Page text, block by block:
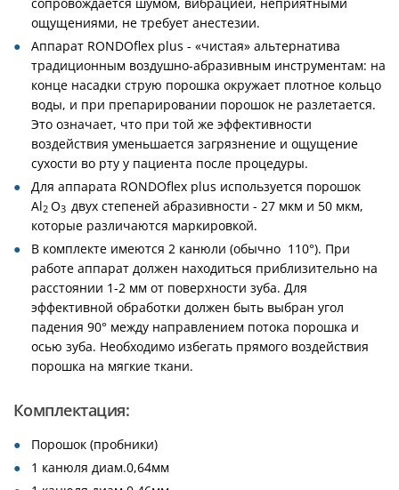
ощущениями, не требует анестезии.
Аппарат RONDOflex plus - «чистая» альтернатива
традиционным воздушно-абразивным инструментам: на
конце насадки струю порошка окружает плотное кольцо
воды, и при препарировании порошок не разлетается.
Это означает, что при той же эффективности
воздействия уменьшается загрязнение и ощущение
сухости во рту у пациента после процедуры.
Для аппарата RONDOflex plus используется порошок
Al2 O3 двух степеней абразивности - 27 мкм и 50 мкм,
которые различаются маркировкой.
В комплекте имеются 2 канюли (обычно 110°). При
работе аппарат должен находиться приблизительно на
расстоянии 1-2 мм от поверхности зуба. Для
эффективной обработки должен быть выбран угол
падения 90° между направлением потока порошка и
осью зуба. Необходимо избегать прямого воздействия
порошка на мягкие ткани.
Комплектация:
Порошок (пробники)
1 канюля диам.0,64мм